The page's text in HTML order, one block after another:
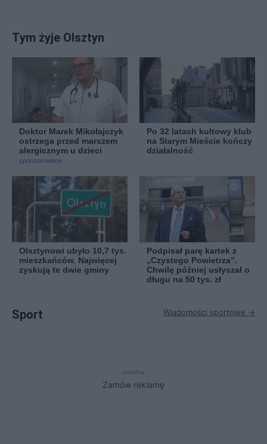
Tym żyje Olsztyn
Doktor Marek Mikołajczyk
ostrzega przed marszem
alergicznym u dzieci
sponsorowane
Po 32 latach kultowy klub
na Starym Mieście kończy
działalność
Olsztynowi ubyło 10,7 tys.
mieszkańców. Najwięcej
zyskują te dwie gminy
Podpisał parę kartek z
„Czystego Powietrza”.
Chwilę później usłyszał o
długu na 50 tys. zł
Sport Wiadomości sportowe →
reklama
Zamów reklamę